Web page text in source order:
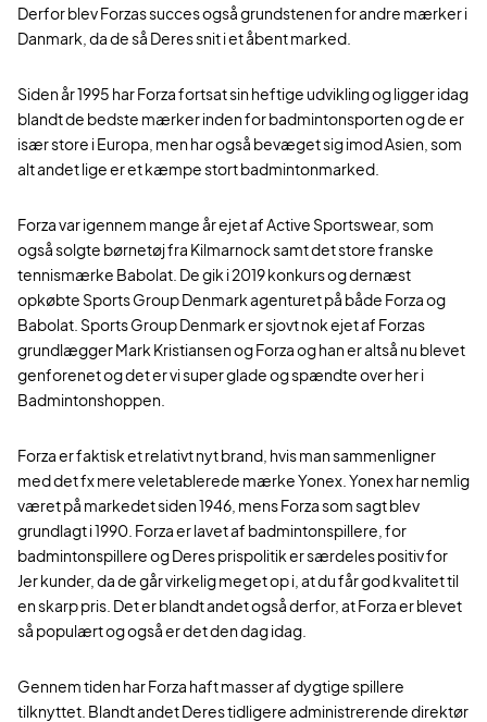
Derfor blev Forzas succes også grundstenen for andre mærker i
Danmark, da de så Deres snit i et åbent marked.
Siden år 1995 har Forza fortsat sin heftige udvikling og ligger idag
blandt de bedste mærker inden for badmintonsporten og de er
især store i Europa, men har også bevæget sig imod Asien, som
alt andet lige er et kæmpe stort badmintonmarked.
Forza var igennem mange år ejet af Active Sportswear, som
også solgte børnetøj fra Kilmarnock samt det store franske
tennismærke Babolat. De gik i 2019 konkurs og dernæst
opkøbte Sports Group Denmark agenturet på både Forza og
Babolat. Sports Group Denmark er sjovt nok ejet af Forzas
grundlægger Mark Kristiansen og Forza og han er altså nu blevet
genforenet og det er vi super glade og spændte over her i
Badmintonshoppen.
Forza er faktisk et relativt nyt brand, hvis man sammenligner
med det fx mere veletablerede mærke Yonex. Yonex har nemlig
været på markedet siden 1946, mens Forza som sagt blev
grundlagt i 1990. Forza er lavet af badmintonspillere, for
badmintonspillere og Deres prispolitik er særdeles positiv for
Jer kunder, da de går virkelig meget op i, at du får god kvalitet til
en skarp pris. Det er blandt andet også derfor, at Forza er blevet
så populært og også er det den dag idag.
Gennem tiden har Forza haft masser af dygtige spillere
tilknyttet. Blandt andet Deres tidligere administrerende direktør